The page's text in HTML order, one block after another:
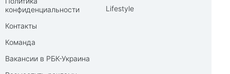
конфиденциальности
Контакты
Команда
Вакансии в РБК-Украина
Lifestyle